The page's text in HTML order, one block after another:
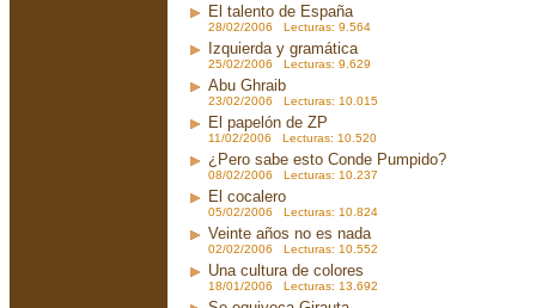
El talento de España
28/02/2006 Lecturas: 9.564
Izquierda y gramática
25/02/2006 Lecturas: 9.629
Abu Ghraib
23/02/2006 Lecturas: 10.015
El papelón de ZP
11/02/2006 Lecturas: 10.520
¿Pero sabe esto Conde Pumpido?
08/02/2006 Lecturas: 10.237
El cocalero
05/02/2006 Lecturas: 10.824
Veinte años no es nada
02/02/2006 Lecturas: 10.552
Una cultura de colores
18/01/2006 Lecturas: 13.692